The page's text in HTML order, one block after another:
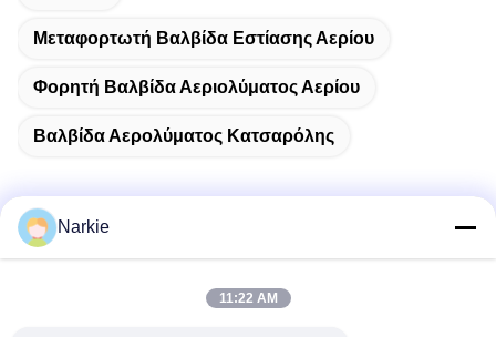
Μεταφορτωτή Βαλβίδα Εστίασης Αερίου
Φορητή Βαλβίδα Αεριολύματος Αερίου
Βαλβίδα Αερολύματος Κατσαρόλης
Narkie
11:22 AM